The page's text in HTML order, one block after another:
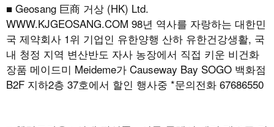
■ Geosang 巨商 거상 (HK) Ltd.
WWW.KJGEOSANG.COM 98년 역사를 자랑하는 대한민
국 제약회사 1위 기업인 유한양행 산하 유한건강생활, 국
내 청정 지역 변산반도 자사 농장에서 직접 키운 비건화
장품 메이드미 Meideme가 Causeway Bay SOGO 백화점
B2F 지하2층 37호에서 할인 행사중 *문의전화 67686550